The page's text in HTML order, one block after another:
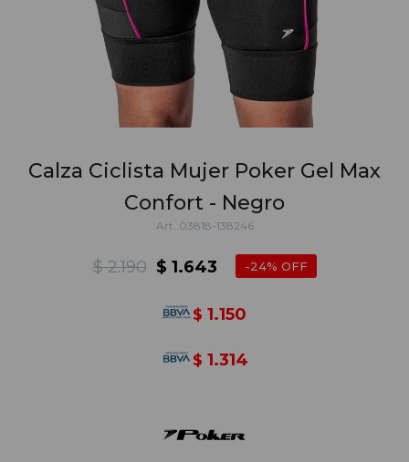
Calza Ciclista Mujer Poker Gel Max
Confort - Negro
03818-138246
$ 1.643
$ 2.190 24
$ 1.150
$ 1.314